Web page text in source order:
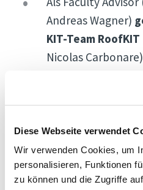
Diese Webseite verwendet
Wir verwenden Cookies, um
personalisieren, Funktionen
zu können und die Zugriffe
Andreas Wagner)
KIT-Team RoofKIT
Nicolas Carbonare)
Green
zwei “Bauhaus
Future”-
Bundesregierung
Wirtschaft 2019,